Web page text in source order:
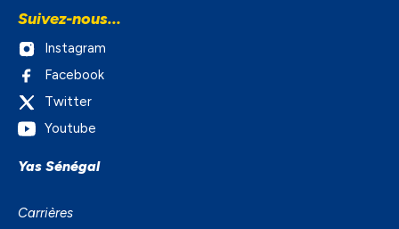
Suivez-nous...
Instagram
Facebook
Twitter
Youtube
Yas Sénégal
Carrières